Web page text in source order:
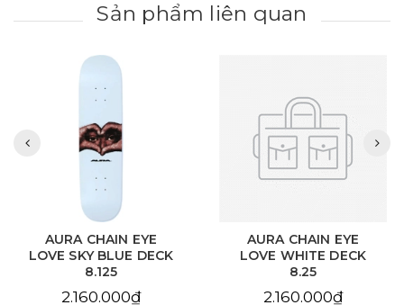
Sản phẩm liên quan
AURA CHAIN EYE
LOVE SKY BLUE DECK
8.125
2.160.000₫
AURA CHAIN EYE
LOVE WHITE DECK
8.25
2.160.000₫